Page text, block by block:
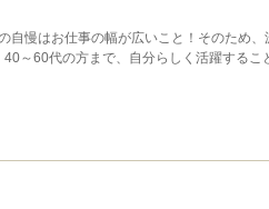
慢はお仕事の幅が広いこと！そのため、
～60代の方まで、自分らしく活躍するこ